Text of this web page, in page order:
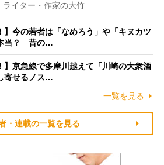
イター・作家の大竹…
】今の若者は「なめろう」や「キヌカツ
当？ 昔の…
】京急線で多摩川越えて「川崎の大衆酒
寄せるノス…
一覧を見る
・連載の一覧を見る